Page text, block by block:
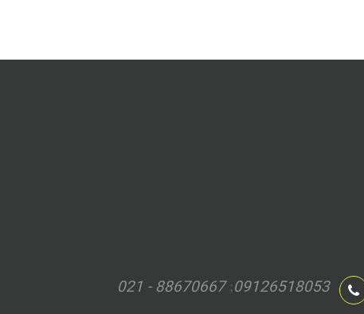
09126518053
;
021 - 88670667